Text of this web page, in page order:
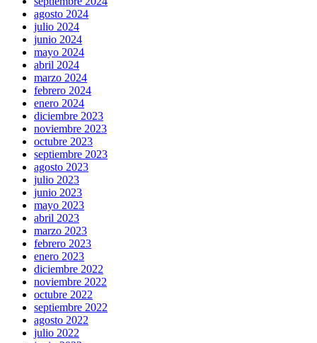
agosto 2024
julio 2024
junio 2024
mayo 2024
abril 2024
marzo 2024
febrero 2024
enero 2024
diciembre 2023
noviembre 2023
octubre 2023
septiembre 2023
agosto 2023
julio 2023
junio 2023
mayo 2023
abril 2023
marzo 2023
febrero 2023
enero 2023
diciembre 2022
noviembre 2022
octubre 2022
septiembre 2022
agosto 2022
julio 2022